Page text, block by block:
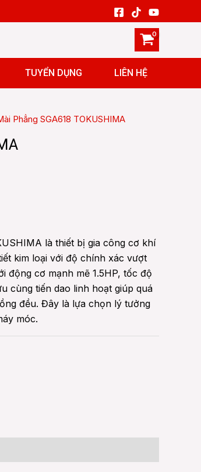
TUYỂN DỤNG LIÊN HỆ
Phẳng SGA618 TOKUSHIMA
là thiết bị gia công cơ khí
kim loại với độ chính xác vượt
động cơ mạnh mẽ 1.5HP, tốc độ
cùng tiến dao linh hoạt giúp quá
đều. Đây là lựa chọn lý tưởng
móc.